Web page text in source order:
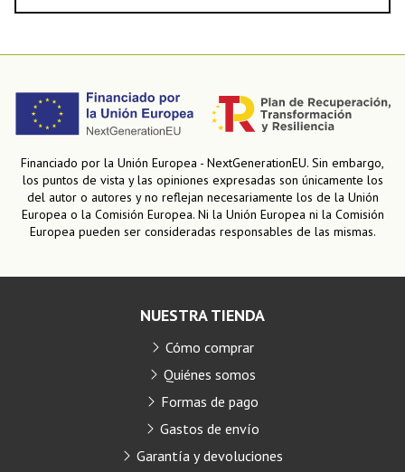
Financiado por la Unión Europea - NextGenerationEU. Sin embargo,
los puntos de vista y las opiniones expresadas son únicamente los
del autor o autores y no reflejan necesariamente los de la Unión
Europea o la Comisión Europea. Ni la Unión Europea ni la Comisión
Europea pueden ser consideradas responsables de las mismas.
NUESTRA TIENDA
Cómo comprar
Quiénes somos
Formas de pago
Gastos de envío
Garantía y devoluciones